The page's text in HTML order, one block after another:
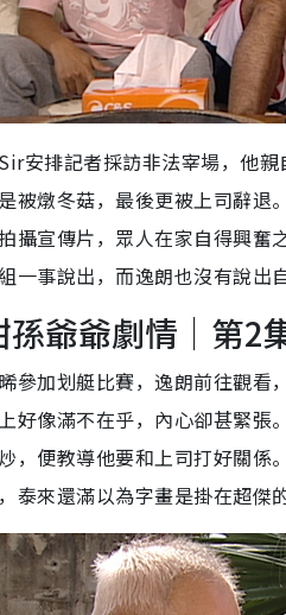
安排記者採訪非法宰場，他
被燉冬菇，最後更被上司辭退
攝宣傳片，眾人在家自得興奮
一事說出，而逸朗也沒有說出
孫爺爺劇情｜第2
參加划艇比賽，逸朗前往觀看
好像滿不在乎，內心卻甚緊張
，便教導他要和上司打好關係
泰來還滿以為字畫是掛在超傑